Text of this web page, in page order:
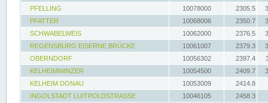
PFELLING
10078000 2305.5
PFATTER
10068006 2350.7
SCHWABELWEIS
10062000 2376.5
REGENSBURG EISERNE BRÜCKE
10061007 2379.3
OBERNDORF
10056302 2397.4
KELHEIMWINZER
10054500 2409.7
KELHEIM DONAU
10053009
2414.8
INGOLSTADT LUITPOLDSTRASSE
10046105
2458.3